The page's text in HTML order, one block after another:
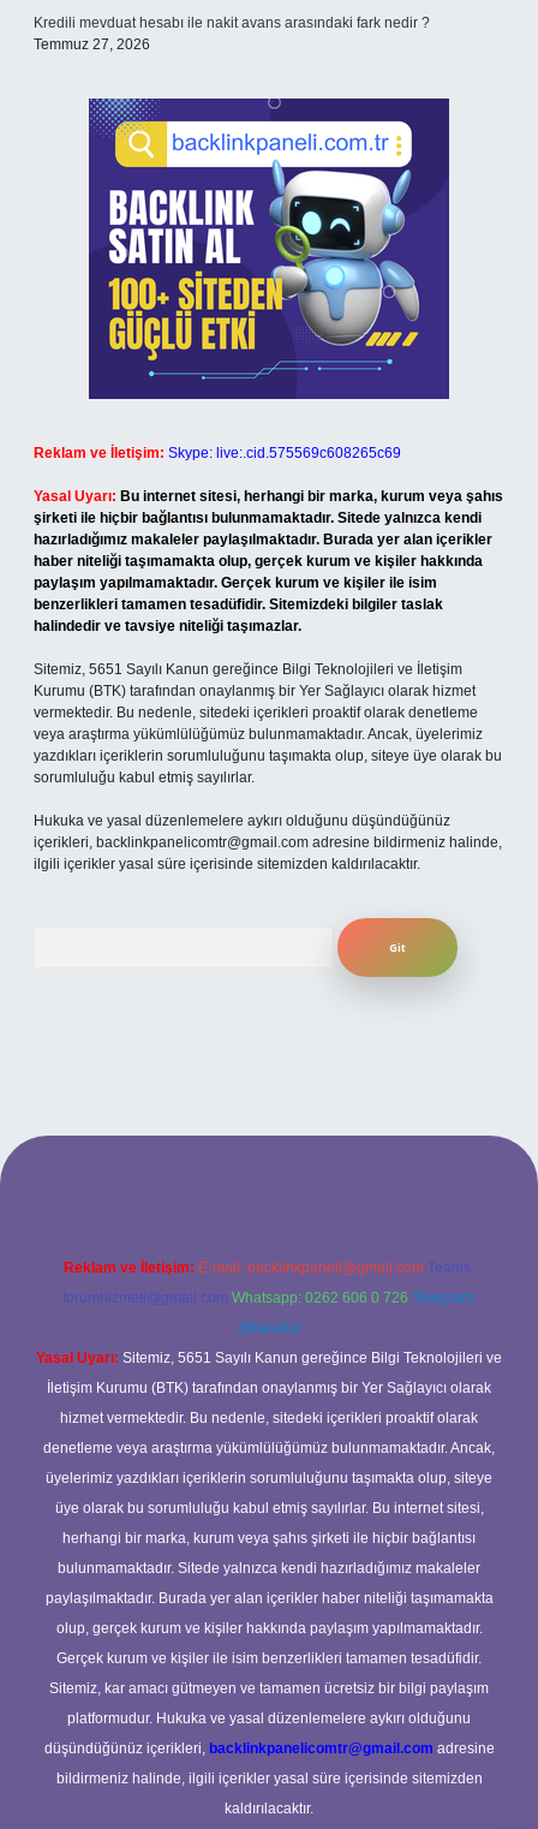
Kredili mevduat hesabı ile nakit avans arasındaki fark nedir ?
Temmuz 27, 2026
Reklam ve İletişim: Skype: live:.cid.575569c608265c69
Yasal Uyarı: Bu internet sitesi, herhangi bir marka, kurum veya şahıs
şirketi ile hiçbir bağlantısı bulunmamaktadır. Sitede yalnızca kendi
hazırladığımız makaleler paylaşılmaktadır. Burada yer alan içerikler
haber niteliği taşımamakta olup, gerçek kurum ve kişiler hakkında
paylaşım yapılmamaktadır. Gerçek kurum ve kişiler ile isim
benzerlikleri tamamen tesadüfidir. Sitemizdeki bilgiler taslak
halindedir ve tavsiye niteliği taşımazlar.
Sitemiz, 5651 Sayılı Kanun gereğince Bilgi Teknolojileri ve İletişim
Kurumu (BTK) tarafından onaylanmış bir Yer Sağlayıcı olarak hizmet
vermektedir. Bu nedenle, sitedeki içerikleri proaktif olarak denetleme
veya araştırma yükümlülüğümüz bulunmamaktadır. Ancak, üyelerimiz
yazdıkları içeriklerin sorumluluğunu taşımakta olup, siteye üye olarak bu
sorumluluğu kabul etmiş sayılırlar.
Hukuka ve yasal düzenlemelere aykırı olduğunu düşündüğünüz
içerikleri, backlinkpanelicomtr@gmail.com adresine bildirmeniz halinde,
ilgili içerikler yasal süre içerisinde sitemizden kaldırılacaktır.
Reklam ve İletişim: E-mail: backlinkpaneli@gmail.com Teams:
forumhizmeti@gmail.com Whatsapp: 0262 606 0 726 Telegram:
@karabul
Yasal Uyarı: Sitemiz, 5651 Sayılı Kanun gereğince Bilgi Teknolojileri ve
İletişim Kurumu (BTK) tarafından onaylanmış bir Yer Sağlayıcı olarak
hizmet vermektedir. Bu nedenle, sitedeki içerikleri proaktif olarak
denetleme veya araştırma yükümlülüğümüz bulunmamaktadır. Ancak,
üyelerimiz yazdıkları içeriklerin sorumluluğunu taşımakta olup, siteye
üye olarak bu sorumluluğu kabul etmiş sayılırlar. Bu internet sitesi,
herhangi bir marka, kurum veya şahıs şirketi ile hiçbir bağlantısı
bulunmamaktadır. Sitede yalnızca kendi hazırladığımız makaleler
paylaşılmaktadır. Burada yer alan içerikler haber niteliği taşımamakta
olup, gerçek kurum ve kişiler hakkında paylaşım yapılmamaktadır.
Gerçek kurum ve kişiler ile isim benzerlikleri tamamen tesadüfidir.
Sitemiz, kar amacı gütmeyen ve tamamen ücretsiz bir bilgi paylaşım
platformudur. Hukuka ve yasal düzenlemelere aykırı olduğunu
düşündüğünüz içerikleri, backlinkpanelicomtr@gmail.com adresine
bildirmeniz halinde, ilgili içerikler yasal süre içerisinde sitemizden
kaldırılacaktır.